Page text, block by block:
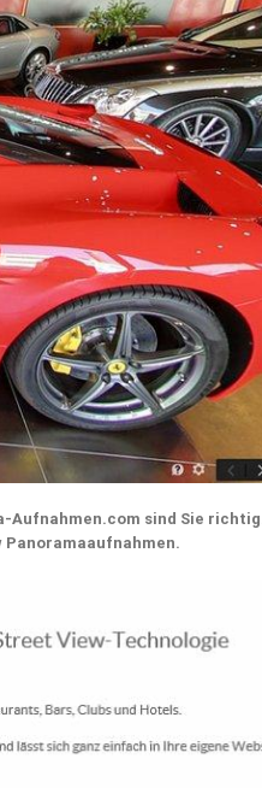
Aufnahmen.com sind Sie
Panoramaaufnahmen.